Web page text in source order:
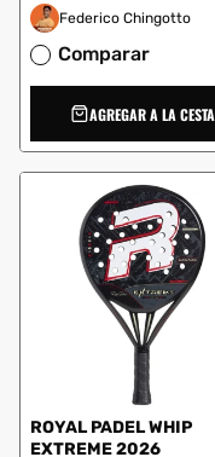
Federico Chingotto
Comparar
AGREGAR A LA CESTA
ROYAL PADEL WHIP
EXTREME 2026